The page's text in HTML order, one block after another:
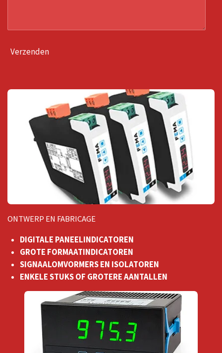
Verzenden
ONTWERP EN FABRICAGE
DIGITALE PANEELINDICATOREN
GROTE FORMAATINDICATOREN
SIGNAALOMVORMERS EN ISOLATOREN
ENKELE STUKS OF GROTERE AANTALLEN